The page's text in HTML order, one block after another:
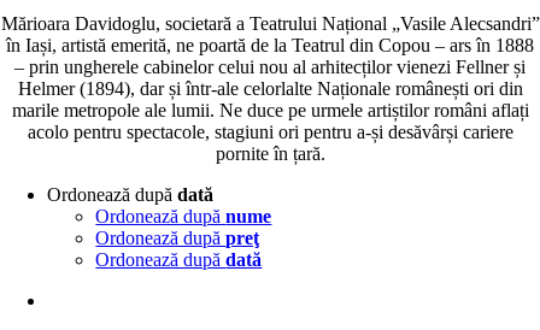
Mărioara Davidoglu, societară a Teatrului Național „Vasile Alecsandri”
în Iași, artistă emerită, ne poartă de la Teatrul din Copou – ars în 1888
– prin ungherele cabinelor celui nou al arhitecților vienezi Fellner și
Helmer (1894), dar și într-ale celorlalte Naționale românești ori din
marile metropole ale lumii. Ne duce pe urmele artiștilor români aflați
acolo pentru spectacole, stagiuni ori pentru a-și desăvârși cariere
pornite în țară.
Ordonează dupădată
Ordonează dupănume
Ordonează dupăpreţ
Ordonează dupădată